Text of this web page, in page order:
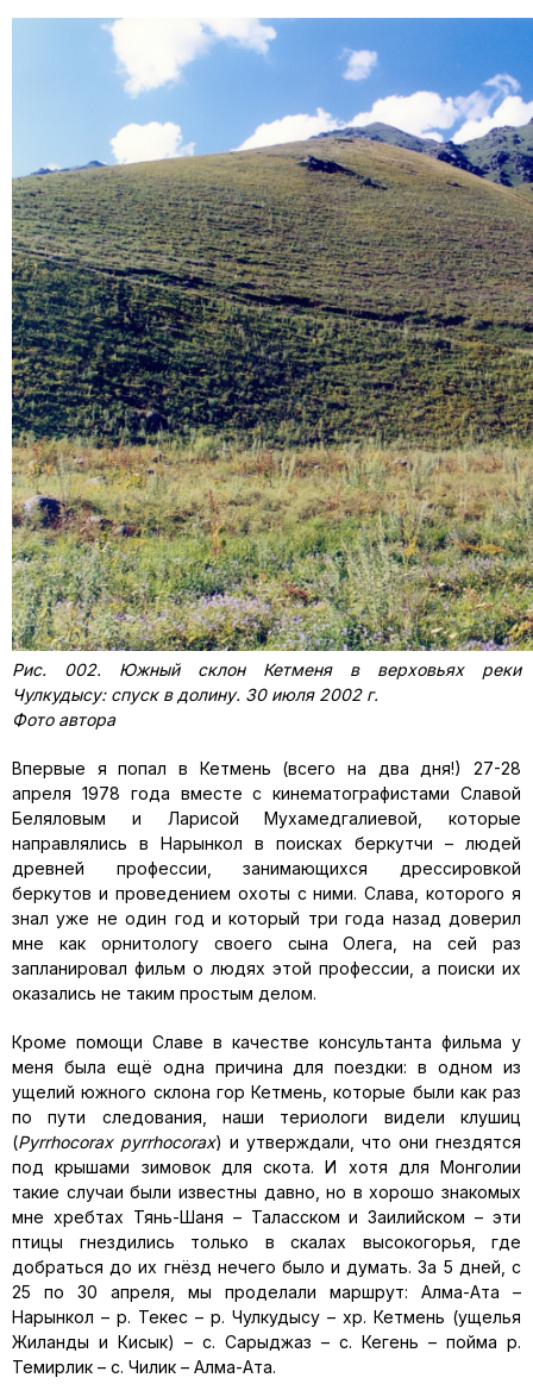
Рис. 002. Южный склон Кетменя в верховьях реки
Чулкудысу: спуск в долину. 30 июля 2002 г.
Фото автора
Впервые я попал в Кетмень (всего на два дня!) 27-28
апреля 1978 года вместе с кинематографистами Славой
Беляловым и Ларисой Мухамедгалиевой, которые
направлялись в Нарынкол в поисках беркутчи – людей
древней профессии, занимающихся дрессировкой
беркутов и проведением охоты с ними. Слава, которого я
знал уже не один год и который три года назад доверил
мне как орнитологу своего сына Олега, на сей раз
запланировал фильм о людях этой профессии, а поиски их
оказались не таким простым делом.
Кроме помощи Славе в качестве консультанта фильма у
меня была ещё одна причина для поездки: в одном из
ущелий южного склона гор Кетмень, которые были как раз
по пути следования, наши териологи видели клушиц
(Pyrrhocorax pyrrhocorax) и утверждали, что они гнездятся
под крышами зимовок для скота. И хотя для Монголии
такие случаи были известны давно, но в хорошо знакомых
мне хребтах Тянь-Шаня – Таласском и Заилийском – эти
птицы гнездились только в скалах высокогорья, где
добраться до их гнёзд нечего было и думать. За 5 дней, с
25 по 30 апреля, мы проделали маршрут: Алма-Ата –
Нарынкол – р. Текес – р. Чулкудысу – хр. Кетмень (ущелья
Жиланды и Кисык) – с. Сарыджаз – с. Кегень – пойма р.
Темирлик – с. Чилик – Алма-Ата.